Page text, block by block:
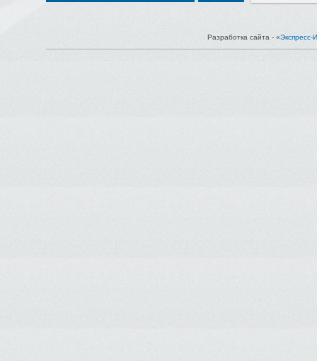
Разработка сайта - «Экспресс-